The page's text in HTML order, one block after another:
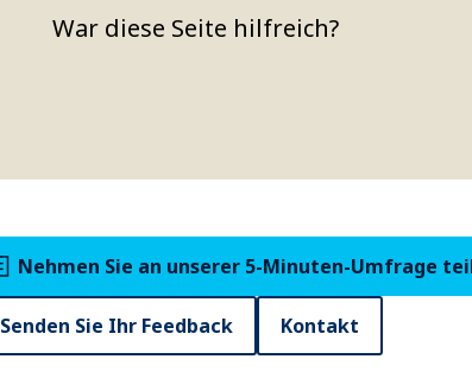
War diese Seite hilfreich?
Nehmen Sie an unserer 5-Minuten-Umfrage
Senden Sie Ihr Feedback Kontakt